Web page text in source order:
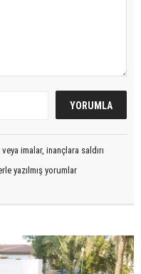
imalar, inançlara saldırı
yazılmış yorumlar